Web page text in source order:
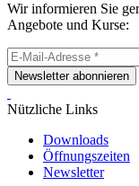
Wir informieren Sie
Angebote und Kurse:
Newsletter abonnieren
Nützliche Links
Downloads
Öffnungszeiten
Newsletter